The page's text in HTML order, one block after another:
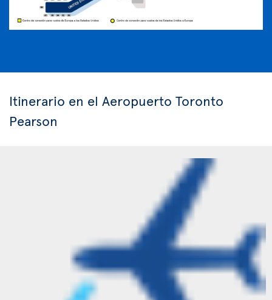
Itinerario en el Aeropuerto Toronto
Pearson